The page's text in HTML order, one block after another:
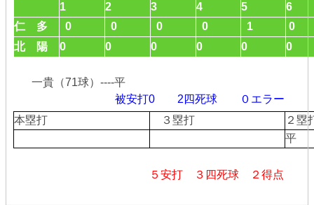
1 2 3 4 5
6
仁 多
0 0 0 0 1
0
北 陽
0 0 0 0 0 0
一貴（71球）----平
被安打0 2四死球
０エラ
本塁打
３塁打
２
平
５安打 ３四死球 ２得点